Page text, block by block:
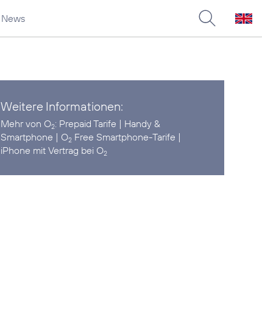
News
Weitere Informationen:
Mehr von O2: Prepaid Tarife | Handy &
Smartphone | O2 Free Smartphone-Tarife |
iPhone mit Vertrag bei O2